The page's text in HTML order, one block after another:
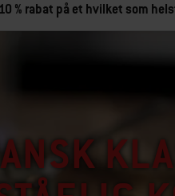
% rabat på et hvilket som